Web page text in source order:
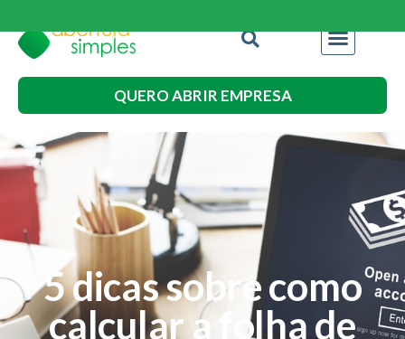
QUERO ABRIR EMPRESA
5 dicas sobre como
calcular a folha de